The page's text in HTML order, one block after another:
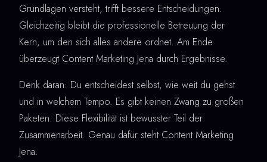
Grundlagen versteht, trifft bessere Entscheidungen.
Gleichzeitig bleibt die professionelle Betreuung der
Kern, um den sich alles andere ordnet. Am Ende
überzeugt Content Marketing Jena durch Ergebnisse.
Denk daran: Du entscheidest selbst, wie weit du gehst
und in welchem Tempo. Es gibt keinen Zwang zu großen
Paketen. Diese Flexibilität ist bewusster Teil der
Zusammenarbeit. Genau dafür steht Content Marketing
Jena.